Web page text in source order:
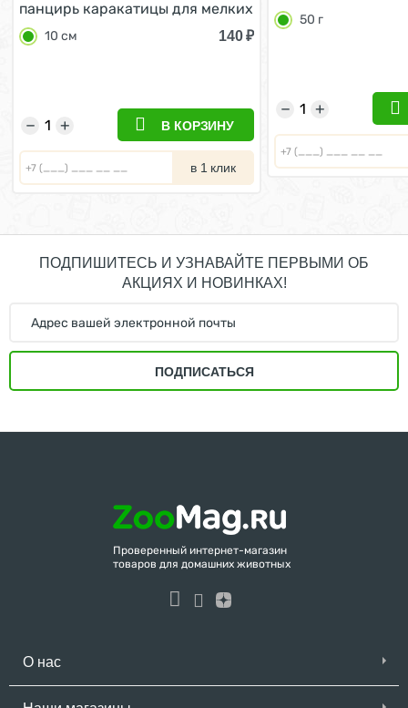
панцирь каракатицы для мелких
попугаев 10 см
10 см 140₽
+
− В КОРЗИНУ
в 1 клик
50 г
+
−
ПОДПИШИТЕСЬ И УЗНАВАЙТЕ ПЕРВЫМИ ОБ
АКЦИЯХ И НОВИНКАХ!
ПОДПИСАТЬСЯ
Проверенный интернет-магазин
товаров для домашних животных
О нас